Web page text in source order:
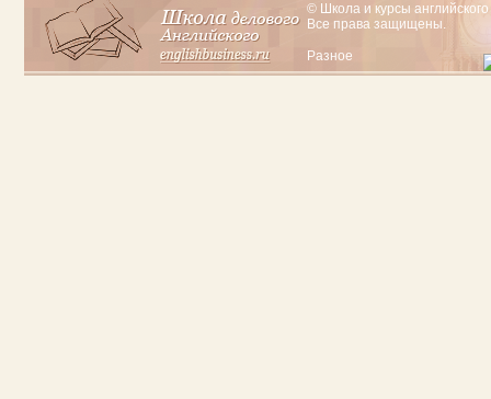
© Школа и курсы
Все права защищены.
Разное